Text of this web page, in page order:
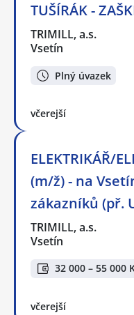
TUŠÍRÁK -
TRIMILL, a.s.
Vsetín
Plný úvazek
včerejší
ELEKTRIKÁŘ/
(m/ž) - na
zákazníků (př.
TRIMILL, a.s.
Vsetín
32 000 – 55 000
včerejší